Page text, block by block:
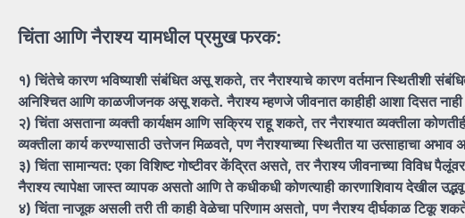
चिंता आणि नैराश्य यामधील प्रमुख फरक:
१) चिंतेचे कारण भविष्याशी संबंधित असू शकते, तर नैराश्याचे कारण वर्तमान स्थितीशी
अनिश्चित आणि काळजीजनक असू शकते. नैराश्य म्हणजे जीवनात काहीही आशा दिसत
२) चिंता असताना व्यक्ती कार्यक्षम आणि सक्रिय राहू शकते, तर नैराश्यात व्यक्तीला
व्यक्तीला कार्य करण्यासाठी उत्तेजन मिळवते, पण नैराश्याच्या स्थितीत या उत्साहाचा अभाव
३) चिंता सामान्यत: एका विशिष्ट गोष्टीवर केंद्रित असते, तर नैराश्य जीवनाच्या
नैराश्य त्यापेक्षा जास्त व्यापक असतो आणि ते कधीकधी कोणत्याही कारणाशिवाय देखील
४) चिंता नाजूक असली तरी ती काही वेळेचा परिणाम असतो, पण नैराश्य दीर्घकाळ टिकू